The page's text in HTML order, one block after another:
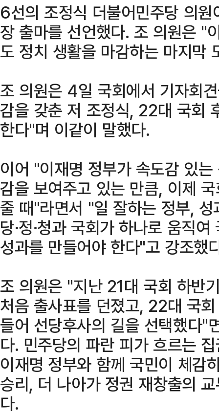
6선의 조정식 더불어민주당 의
장 출마를 선언했다. 조 의원은 "
도 정치 생활을 마감하는 마지막
조 의원은 4일 국회에서 기자회
감을 갖춘 저 조정식, 22대 국회
한다"며 이같이 말했다.
이어 "이재명 정부가 속도감 있
감을 보여주고 있는 만큼, 이제
줄 때"라면서 "일 잘하는 정부,
당·정·청과 국회가 하나로 움직
성과를 만들어야 한다"고 강조했
조 의원은 "지난 21대 국회 하반
처음 출사표를 던졌고, 22대 국
들어 선당후사의 길을 선택했다"
다. 민주당의 파란 피가 흐르는
이재명 정부와 함께 국민이 체감
승리, 더 나아가 정권 재창출의
다.